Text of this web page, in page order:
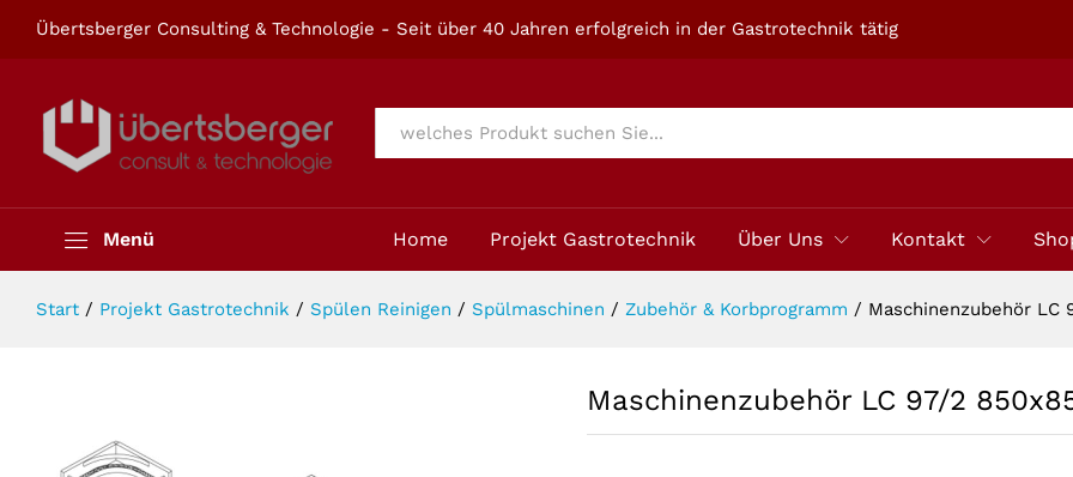
Übertsberger Consulting & Technologie - Seit über 40 Jahren erfolgreich in der Gastrotechnik tätig
Alle
Menü Home Projekt Gastrotechnik Über Uns Kontakt
Start / Projekt Gastrotechnik / Spülen Reinigen / Spülmaschinen / Zubehör & Korbprogramm / Maschinenzubehör LC
Maschinenzubehör LC 97/2
Beschreibung